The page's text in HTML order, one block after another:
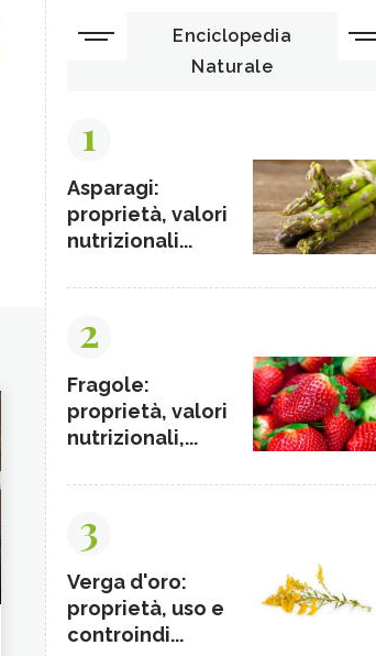
Enciclopedia
Naturale
1
Asparagi:
proprietà, valori
nutrizionali...
2
Fragole:
proprietà, valori
nutrizionali,...
3
Verga d'oro:
proprietà, uso e
controindi...